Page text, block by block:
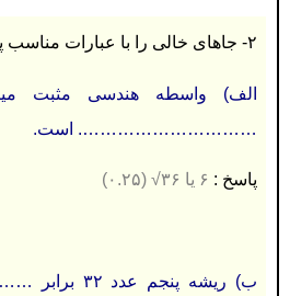
۲- جاهای خالی را با عبارات مناسب پر کنید
…………………………. است.
پاسخ : ۶ یا ۳۶√ (۰.۲۵)
ب) ریشه پنجم